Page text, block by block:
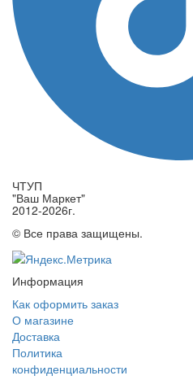
ЧТУП
"Ваш Маркет"
2012-2026г.
© Все права защищены.
Информация
Как оформить заказ
О магазине
Доставка
Политика
конфиденциальности